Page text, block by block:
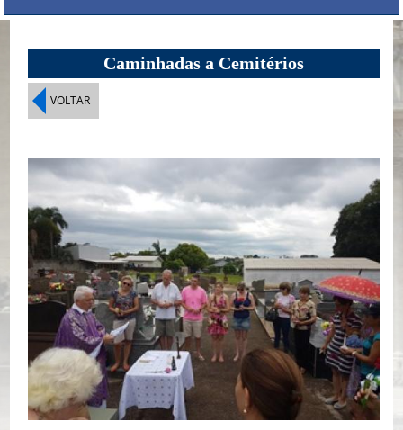
Caminhadas a Cemitérios
VOLTAR